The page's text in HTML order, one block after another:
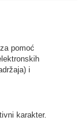
pomoć
i
karakter.